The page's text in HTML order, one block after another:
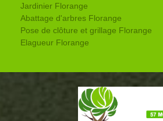
Jardinier Florange
Abattage d'arbres Florange
Pose de clôture et grillage Florange
Elagueur Florange